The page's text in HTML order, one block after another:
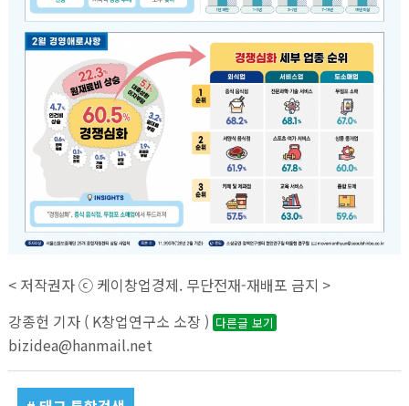
< 저작권자 ⓒ 케이창업경제. 무단전재-재배포 금지 >
강종헌 기자 ( K창업연구소 소장 ) 다른글 보기
bizidea@hanmail.net